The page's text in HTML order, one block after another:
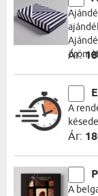
Ár:
A
Ár:
A